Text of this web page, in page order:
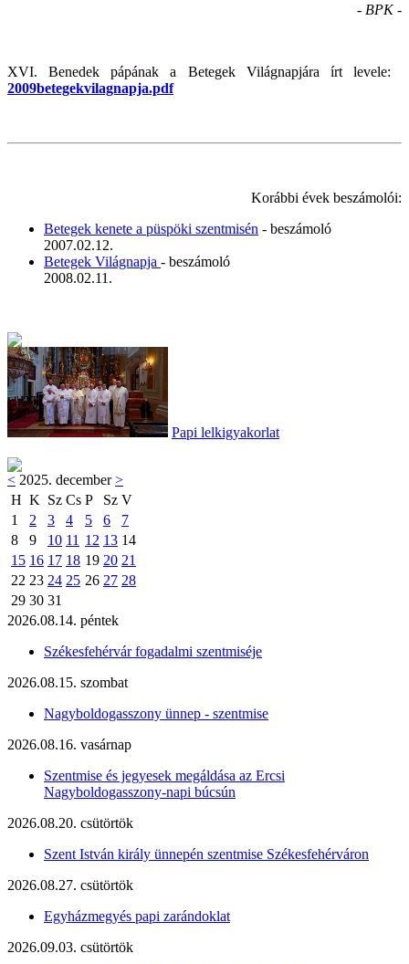
- BPK -
XVI. Benedek pápának a Betegek Világnapjára írt levele:
2009betegekvilagnapja.pdf
Korábbi évek beszámolói:
Betegek kenete a püspöki szentmisén - beszámoló
2007.02.12.
Betegek Világnapja - beszámoló
2008.02.11.
Papi lelkigyakorlat
< 2025. december>
H K Sz Cs P Sz V
1
2 3 4 5 6
7
8
9 10 11 12 13 14
15 16 17 18 19 20 21
22 23 24 25 26 27 28
29 30 31
2026.08.14. péntek
Székesfehérvár fogadalmi szentmiséje
2026.08.15. szombat
Nagyboldogasszony ünnep - szentmise
2026.08.16. vasárnap
Szentmise és jegyesek megáldása az Ercsi
Nagyboldogasszony-napi búcsún
2026.08.20. csütörtök
Szent István király ünnepén szentmise Székesfehérváron
2026.08.27. csütörtök
Egyházmegyés papi zarándoklat
2026.09.03. csütörtök